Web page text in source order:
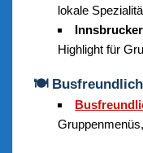
lokale
Highlight für
🍽️